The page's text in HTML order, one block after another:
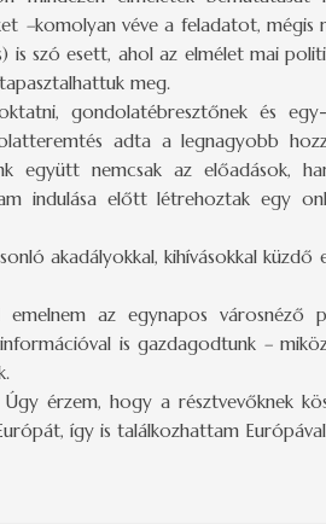
–komolyan véve a feladatot, mégis
szó esett, ahol az elmélet mai
meg.
gondolatébresztőnek és
adta a legnagyobb
együtt nemcsak az előadások,
indulása előtt létrehoztak egy
akadályokkal, kihívásokkal
az egynapos városnéző
is gazdagodtunk –
érzem, hogy a résztvevőknek
így is találkozhattam